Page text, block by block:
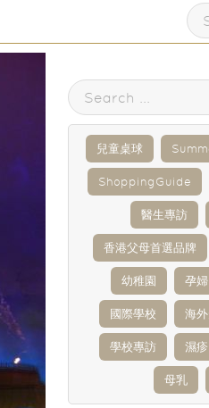
兒童桌球
ShoppingGuide
醫生專訪
香港父母首選品牌
幼稚園 孕婦
國際學校 海
學校專訪 濕疹
母乳